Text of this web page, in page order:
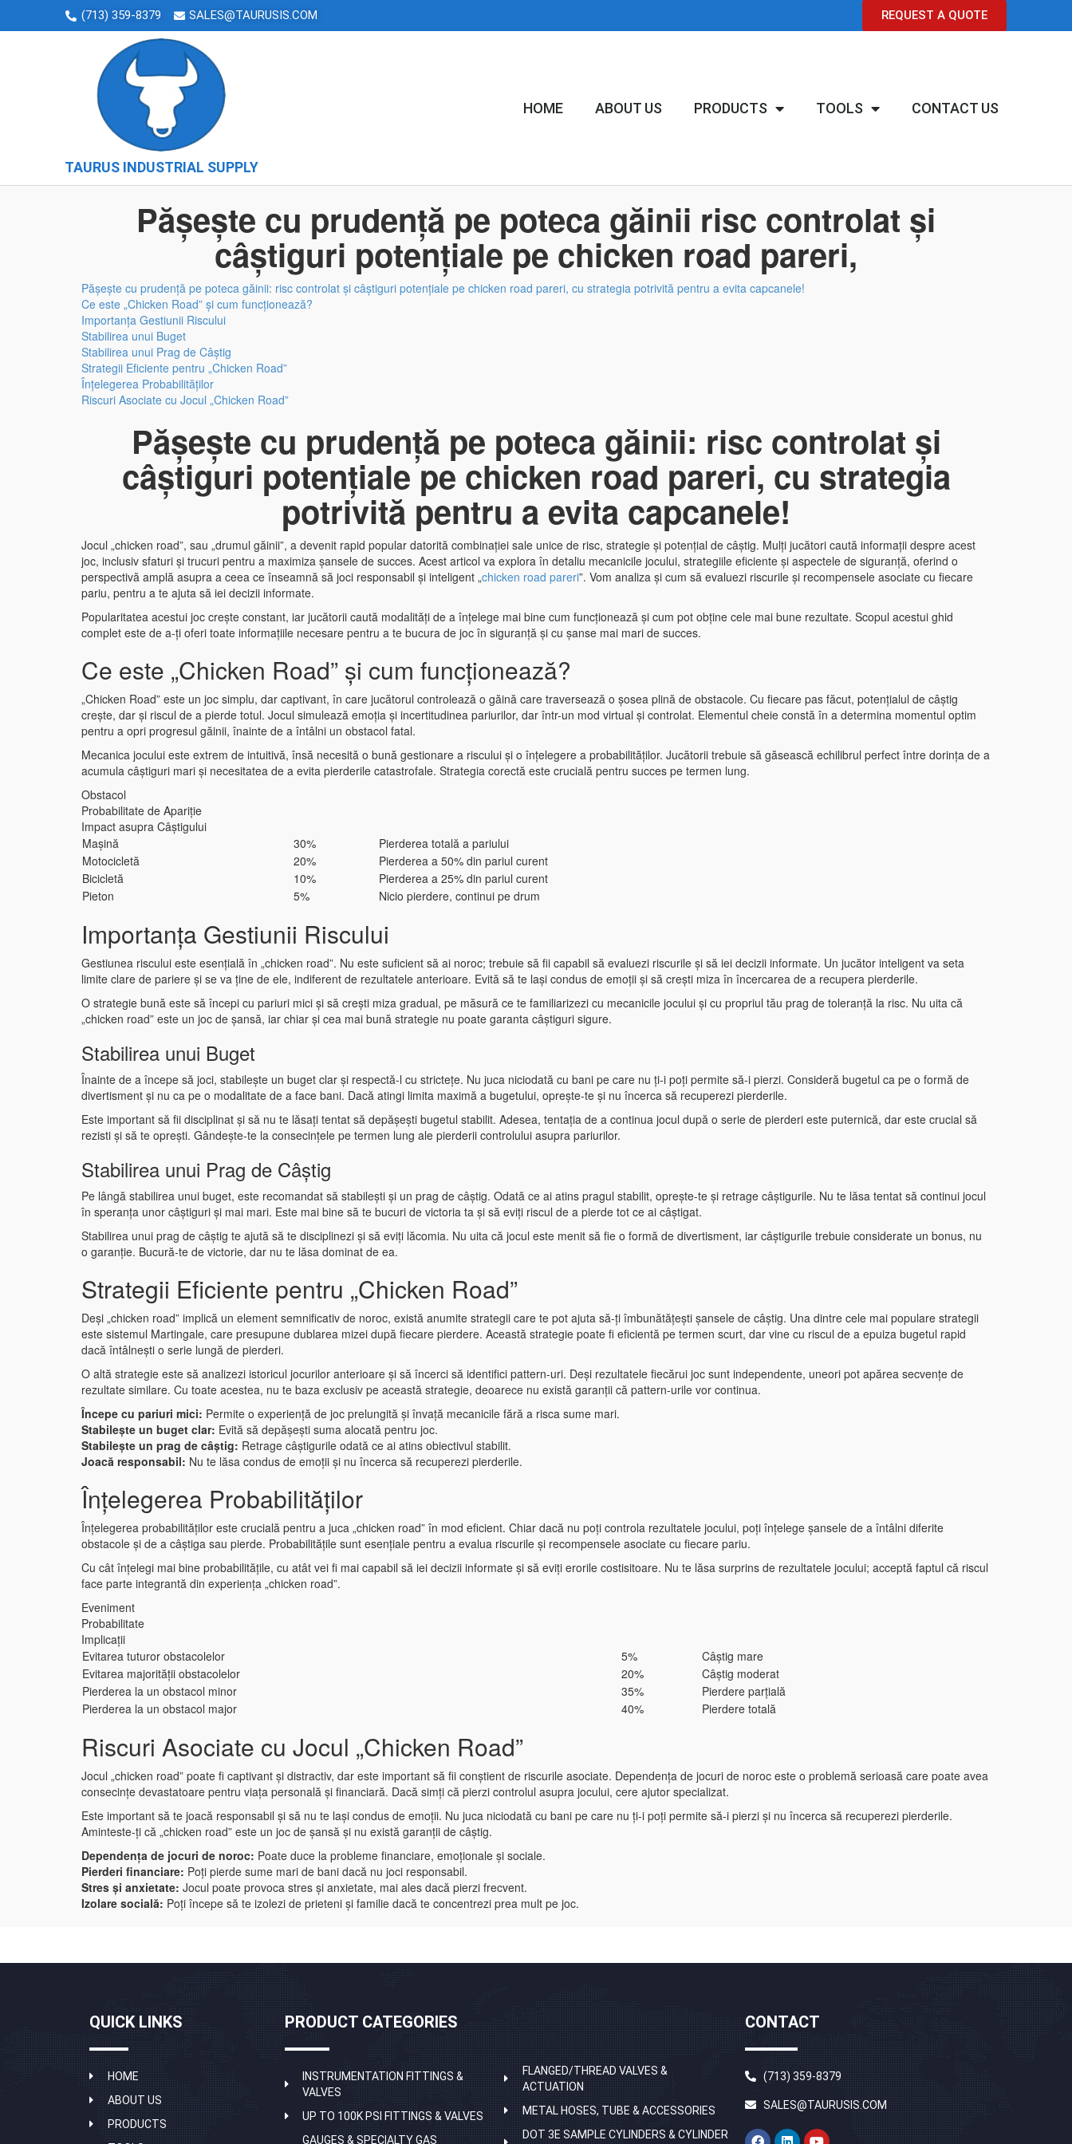
(713) 359-8379 SALES@TAURUSIS.COM REQUEST A QUOTE
TAURUS INDUSTRIAL SUPPLY
HOME ABOUT US PRODUCTS TOOLS CONTACT US
Pășește cu prudență pe poteca găinii risc controlat și
câștiguri potențiale pe chicken road pareri,
Pășește cu prudență pe poteca găinii: risc controlat și câștiguri potențiale pe chicken road pareri, cu strategia potrivită pentru a evita capcanele!
Ce este „Chicken Road” și cum funcționează?
Importanța Gestiunii Riscului
Stabilirea unui Buget
Stabilirea unui Prag de Câștig
Strategii Eficiente pentru „Chicken Road”
Înțelegerea Probabilităților
Riscuri Asociate cu Jocul „Chicken Road”
Pășește cu prudență pe poteca găinii: risc controlat și
câștiguri potențiale pe chicken road pareri, cu strategia
potrivită pentru a evita capcanele!
Jocul „chicken road”, sau „drumul găinii”, a devenit rapid popular datorită combinației sale unice de risc, strategie și potențial de câștig. Mulți jucători caută informații despre acest
joc, inclusiv sfaturi și trucuri pentru a maximiza șansele de succes. Acest articol va explora în detaliu mecanicile jocului, strategiile eficiente și aspectele de siguranță, oferind o
perspectivă amplă asupra a ceea ce înseamnă să joci responsabil și inteligent „chicken road pareri”. Vom analiza și cum să evaluezi riscurile și recompensele asociate cu fiecare
pariu, pentru a te ajuta să iei decizii informate.
Popularitatea acestui joc crește constant, iar jucătorii caută modalități de a înțelege mai bine cum funcționează și cum pot obține cele mai bune rezultate. Scopul acestui ghid
complet este de a-ți oferi toate informațiile necesare pentru a te bucura de joc în siguranță și cu șanse mai mari de succes.
Ce este „Chicken Road” și cum funcționează?
„Chicken Road” este un joc simplu, dar captivant, în care jucătorul controlează o găină care traversează o șosea plină de obstacole. Cu fiecare pas făcut, potențialul de câștig
crește, dar și riscul de a pierde totul. Jocul simulează emoția și incertitudinea pariurilor, dar într-un mod virtual și controlat. Elementul cheie constă în a determina momentul optim
pentru a opri progresul găinii, înainte de a întâlni un obstacol fatal.
Mecanica jocului este extrem de intuitivă, însă necesită o bună gestionare a riscului și o înțelegere a probabilităților. Jucătorii trebuie să găsească echilibrul perfect între dorința de a
acumula câștiguri mari și necesitatea de a evita pierderile catastrofale. Strategia corectă este crucială pentru succes pe termen lung.
Obstacol
Probabilitate de Apariție
Impact asupra Câștigului
Mașină
30%
Pierderea totală a pariului
Motocicletă
20%
Pierderea a 50% din pariul curent
Bicicletă
10%
Pierderea a 25% din pariul curent
Pieton
5% Nicio pierdere, continui pe drum
Importanța Gestiunii Riscului
Gestiunea riscului este esențială în „chicken road”. Nu este suficient să ai noroc; trebuie să fii capabil să evaluezi riscurile și să iei decizii informate. Un jucător inteligent va seta
limite clare de pariere și se va ține de ele, indiferent de rezultatele anterioare. Evită să te lași condus de emoții și să crești miza în încercarea de a recupera pierderile.
O strategie bună este să începi cu pariuri mici și să crești miza gradual, pe măsură ce te familiarizezi cu mecanicile jocului și cu propriul tău prag de toleranță la risc. Nu uita că
„chicken road” este un joc de șansă, iar chiar și cea mai bună strategie nu poate garanta câștiguri sigure.
Stabilirea unui Buget
Înainte de a începe să joci, stabilește un buget clar și respectă-l cu strictețe. Nu juca niciodată cu bani pe care nu ți-i poți permite să-i pierzi. Consideră bugetul ca pe o formă de
divertisment și nu ca pe o modalitate de a face bani. Dacă atingi limita maximă a bugetului, oprește-te și nu încerca să recuperezi pierderile.
Este important să fii disciplinat și să nu te lăsați tentat să depășești bugetul stabilit. Adesea, tentația de a continua jocul după o serie de pierderi este puternică, dar este crucial să
rezisti și să te oprești. Gândește-te la consecințele pe termen lung ale pierderii controlului asupra pariurilor.
Stabilirea unui Prag de Câștig
Pe lângă stabilirea unui buget, este recomandat să stabilești și un prag de câștig. Odată ce ai atins pragul stabilit, oprește-te și retrage câștigurile. Nu te lăsa tentat să continui jocul
în speranța unor câștiguri și mai mari. Este mai bine să te bucuri de victoria ta și să eviți riscul de a pierde tot ce ai câștigat.
Stabilirea unui prag de câștig te ajută să te disciplinezi și să eviți lăcomia. Nu uita că jocul este menit să fie o formă de divertisment, iar câștigurile trebuie considerate un bonus, nu
o garanție. Bucură-te de victorie, dar nu te lăsa dominat de ea.
Strategii Eficiente pentru „Chicken Road”
Deși „chicken road” implică un element semnificativ de noroc, există anumite strategii care te pot ajuta să-ți îmbunătățești șansele de câștig. Una dintre cele mai populare strategii
este sistemul Martingale, care presupune dublarea mizei după fiecare pierdere. Această strategie poate fi eficientă pe termen scurt, dar vine cu riscul de a epuiza bugetul rapid
dacă întâlnești o serie lungă de pierderi.
O altă strategie este să analizezi istoricul jocurilor anterioare și să încerci să identifici pattern-uri. Deși rezultatele fiecărui joc sunt independente, uneori pot apărea secvențe de
rezultate similare. Cu toate acestea, nu te baza exclusiv pe această strategie, deoarece nu există garanții că pattern-urile vor continua.
Începe cu pariuri mici: Permite o experiență de joc prelungită și învață mecanicile fără a risca sume mari.
Stabilește un buget clar: Evită să depășești suma alocată pentru joc.
Stabilește un prag de câștig: Retrage câștigurile odată ce ai atins obiectivul stabilit.
Joacă responsabil: Nu te lăsa condus de emoții și nu încerca să recuperezi pierderile.
Înțelegerea Probabilităților
Înțelegerea probabilităților este crucială pentru a juca „chicken road” în mod eficient. Chiar dacă nu poți controla rezultatele jocului, poți înțelege șansele de a întâlni diferite
obstacole și de a câștiga sau pierde. Probabilitățile sunt esențiale pentru a evalua riscurile și recompensele asociate cu fiecare pariu.
Cu cât înțelegi mai bine probabilitățile, cu atât vei fi mai capabil să iei decizii informate și să eviți erorile costisitoare. Nu te lăsa surprins de rezultatele jocului; acceptă faptul că riscul
face parte integrantă din experiența „chicken road”.
Eveniment
Probabilitate
Implicații
Evitarea tuturor obstacolelor
5%
Câștig mare
Evitarea majorității obstacolelor
20%
Câștig moderat
Pierderea la un obstacol minor
35%
Pierdere parțială
Pierderea la un obstacol major
40% Pierdere totală
Riscuri Asociate cu Jocul „Chicken Road”
Jocul „chicken road” poate fi captivant și distractiv, dar este important să fii conștient de riscurile asociate. Dependența de jocuri de noroc este o problemă serioasă care poate avea
consecințe devastatoare pentru viața personală și financiară. Dacă simți că pierzi controlul asupra jocului, cere ajutor specializat.
Este important să te joacă responsabil și să nu te lași condus de emoții. Nu juca niciodată cu bani pe care nu ți-i poți permite să-i pierzi și nu încerca să recuperezi pierderile.
Aminteste-ți că „chicken road” este un joc de șansă și nu există garanții de câștig.
Dependența de jocuri de noroc: Poate duce la probleme financiare, emoționale și sociale.
Pierderi financiare: Poți pierde sume mari de bani dacă nu joci responsabil.
Stres și anxietate: Jocul poate provoca stres și anxietate, mai ales dacă pierzi frecvent.
Izolare socială: Poți începe să te izolezi de prieteni și familie dacă te concentrezi prea mult pe joc.
QUICK LINKS
HOME
ABOUT US
PRODUCTS
PRODUCT CATEGORIES
INSTRUMENTATION FITTINGS &
VALVES
UP TO 100K PSI FITTINGS & VALVES
GAUGES & SPECIALTY GAS
FLANGED/THREAD VALVES &
ACTUATION
METAL HOSES, TUBE & ACCESSORIES
DOT 3E SAMPLE CYLINDERS & CYLINDER
CONTACT
(713) 359-8379
SALES@TAURUSIS.COM